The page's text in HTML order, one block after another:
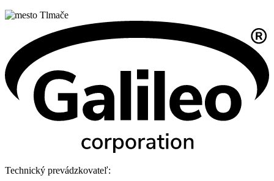
Technický prevádzkovateľ: